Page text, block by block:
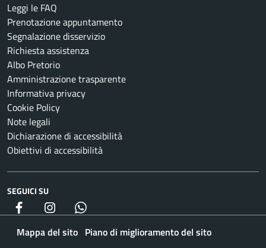
Leggi le FAQ
Prenotazione appuntamento
Segnalazione disservizio
Richiesta assistenza
Albo Pretorio
Amministrazione trasparente
Informativa privacy
Cookie Policy
Note legali
Dichiarazione di accessibilità
Obiettivi di accessibilità
SEGUICI SU
Facebook Instagram
Mappa del sito Piano di miglioramento del sito